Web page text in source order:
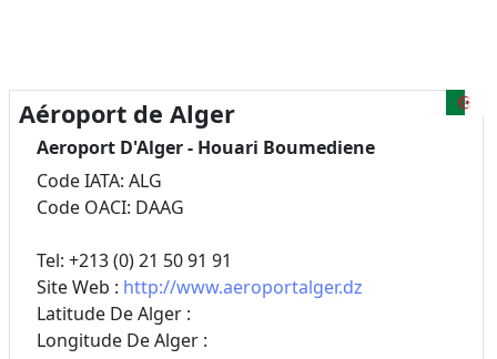
Aéroport de Alger
Aeroport D'Alger - Houari Boumediene
Code IATA: ALG
Code OACI: DAAG
Tel: +213 (0) 21 50 91 91
Site Web : http://www.aeroportalger.dz
Latitude De Alger :
Longitude De Alger :